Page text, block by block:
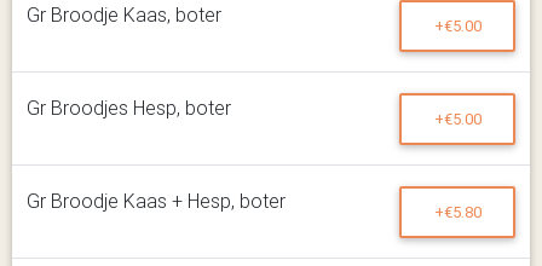
Gr Broodje Kaas, boter +€5.00
Gr Broodjes Hesp, boter +€5.00
Gr Broodje Kaas + Hesp, boter +€5.80